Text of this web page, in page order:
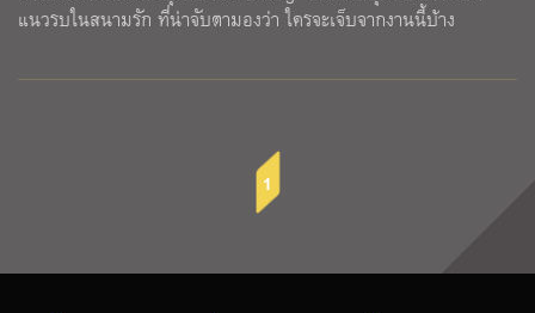
แนวรบในสนามรัก ที่น่าจับตามองว่า ใครจะเจ็บจากงานนี้บ้าง
1